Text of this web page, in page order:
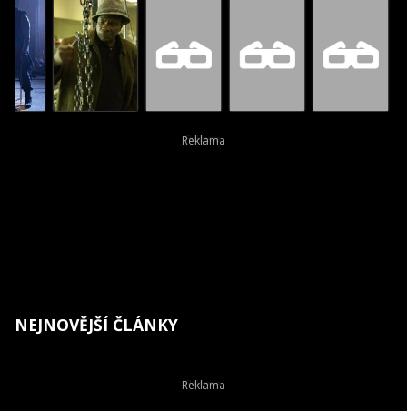
NEJNOVĚJŠÍ ČLÁNKY